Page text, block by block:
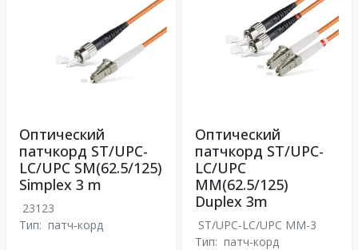
Оптический
патчкорд ST/UPC-
LC/UPC SM(62.5/125)
Simplex 3 m
23123
Тип: патч-корд
Оптический
патчкорд ST/UPC-
LC/UPC
MM(62.5/125)
Duplex 3m
ST/UPC-LC/UPC MM-3
Тип: патч-корд